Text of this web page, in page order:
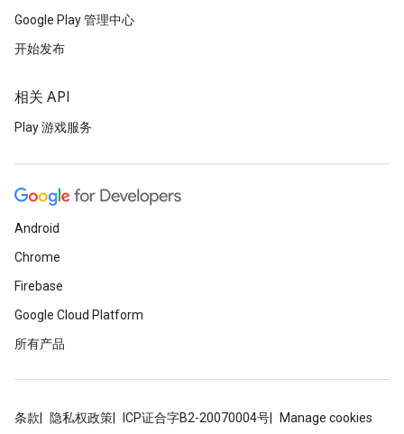
Google Play 管理中心
开始发布
相关 API
Play 游戏服务
Android
Chrome
Firebase
Google Cloud Platform
所有产品
条款 隐私权政策 ICP证合字B2-20070004号 Manage cookies